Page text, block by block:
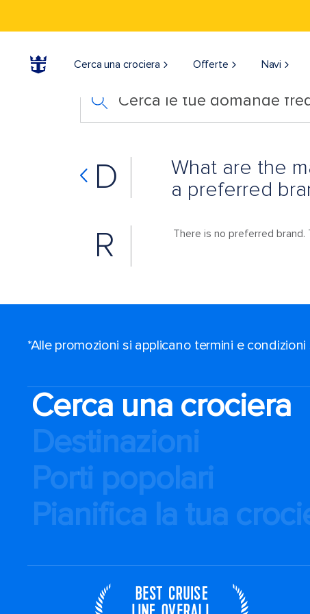
Cerca una crociera Offerte Navi
Cerca le tue domande
D
What are the
a preferred
R There is no preferred
*Alle promozioni si applicano termini e
Cerca una crociera
Destinazioni
Porti popolari
Pianifica la tua